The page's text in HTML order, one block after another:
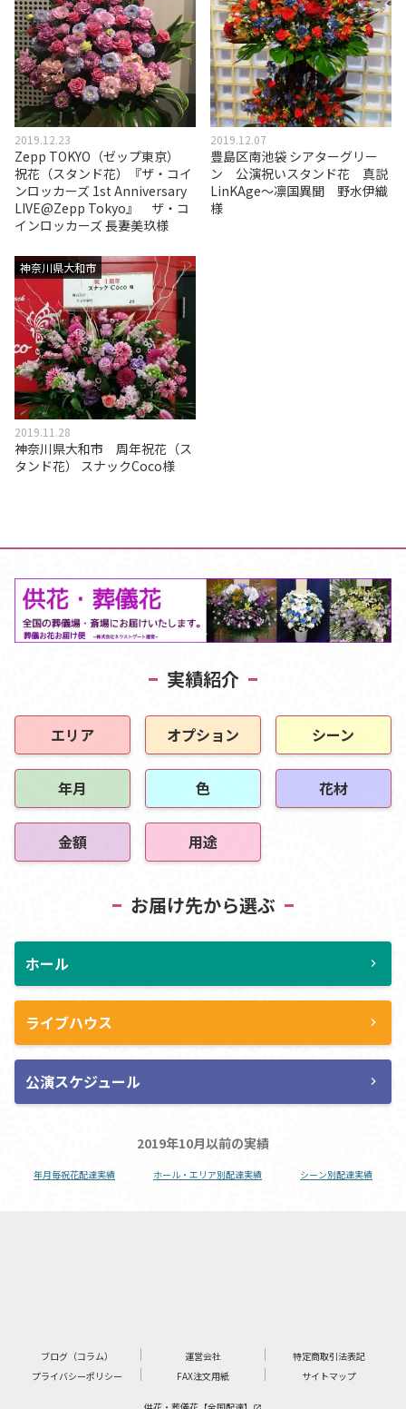
2019.12.23
Zepp TOKYO（ゼップ東京）
祝花（スタンド花）『ザ・コイ
ンロッカーズ 1st Anniversary
LIVE@Zepp Tokyo』 ザ・コ
インロッカーズ 長妻美玖様
2019.12.07
豊島区南池袋 シアターグリー
ン 公演祝いスタンド花 真説
LinKAge～凛国異聞 野水伊織
様
神奈川県大和市
2019.11.28
神奈川県大和市 周年祝花（ス
タンド花） スナックCoco様
実績紹介
エリア オプション シーン
年月 色 花材
金額 用途
お届け先から選ぶ
ホール chevron_right
ライブハウス chevron_right
公演スケジュール chevron_right
2019年10月以前の実績
年月毎祝花配達実績 ホール・エリア別配達実績 シーン別配達実績
ブログ（コラム） 運営会社
特定商取引法表記
プライバシーポリシー
FAX注文用紙 サイトマップ